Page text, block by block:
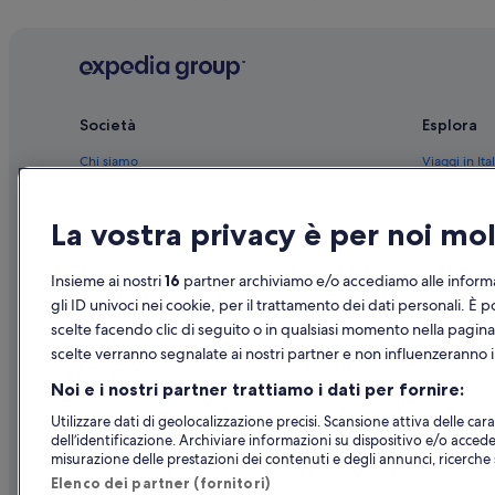
Pontecagnano Faiano: Hotel per famiglie
Pontecagnano Faiano: Hotel con azienda vinicola
Pontecagnano Faiano: Hotel con servizi business
Pontecagnano Faiano: hotel a 3 stelle
Società
Chi siamo
Aggiungi la tua struttura
Novità e comunicati stampa
Pubblicità
Esplora
Viaggi in
Case
Voli
Noleggio
La vostra privacy è per noi
Insieme ai nostri16 partner archiviamo e/o accediamo alle
gli ID univoci nei cookie, per il trattamento dei dati personali. È
scelte facendo clic di seguito o in qualsiasi momento nella
scelte verranno segnalate ai nostri partner e non influenzeranno
Noi e i nostri partner trattiamo i dati per fornire:
Utilizzare dati di geolocalizzazione precisi. Scansione attiva delle
dell’identificazione. Archiviare informazioni su dispositivo e/o
misurazione delle prestazioni dei contenuti e degli annunci,
Elenco dei partner (fornitori)